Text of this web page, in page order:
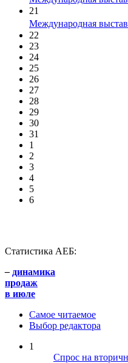
21
Международная
22
23
24
25
26
27
28
29
30
31
1
2
3
4
5
6
Статистика АЕБ:
– динамика
продаж
в июле
Самое читаемое
Выбор редактора
1
Спрос на